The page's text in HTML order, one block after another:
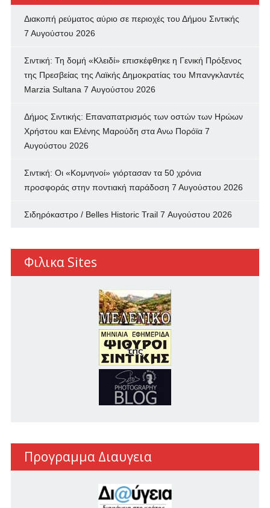
Διακοπή ρεύματος αύριο σε περιοχές του Δήμου Σιντικής
7 Αυγούστου 2026
Σιντική: Τη δομή «Κλειδί» επισκέφθηκε η Γενική Πρόξενος
της Πρεσβείας της Λαϊκής Δημοκρατίας του Μπανγκλαντές
Marzia Sultana 7 Αυγούστου 2026
Δήμος Σιντικής: Επαναπατρισμός των oστών των Ηρώων
Χρήστου και Ελένης Μαρούδη στα Ανω Πορόϊα 7
Αυγούστου 2026
Σιντική: Οι «Κομνηνοί» γιόρτασαν τα 50 χρόνια
προσφοράς στην ποντιακή παράδοση 7 Αυγούστου 2026
Σιδηρόκαστρο / Belles Historic Trail 7 Αυγούστου 2026
Φιλικα Sites
Προγραμμα Διαυγεια